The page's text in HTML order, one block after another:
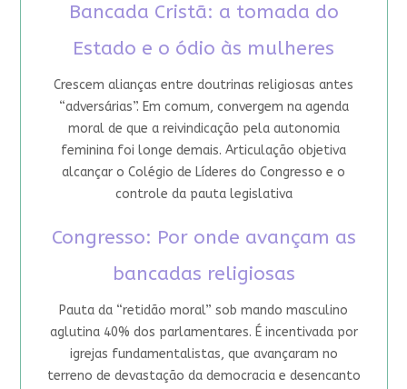
Bancada Cristã: a tomada do
Estado e o ódio às mulheres
Crescem alianças entre doutrinas religiosas antes
“adversárias”. Em comum, convergem na agenda
moral de que a reivindicação pela autonomia
feminina foi longe demais. Articulação objetiva
alcançar o Colégio de Líderes do Congresso e o
controle da pauta legislativa
Congresso: Por onde avançam as
bancadas religiosas
Pauta da “retidão moral” sob mando masculino
aglutina 40% dos parlamentares. É incentivada por
igrejas fundamentalistas, que avançaram no
terreno de devastação da democracia e desencanto